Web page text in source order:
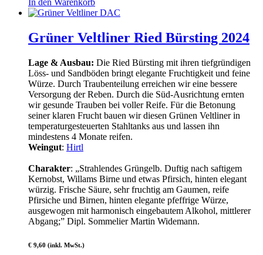
In den Warenkorb
Grüner Veltliner Ried Bürsting 2024
Lage & Ausbau: Die Ried Bürsting mit ihren tiefgründigen
Löss- und Sandböden bringt elegante Fruchtigkeit und feine
Würze. Durch Traubenteilung erreichen wir eine bessere
Versorgung der Reben. Durch die Süd-Ausrichtung ernten
wir gesunde Trauben bei voller Reife. Für die Betonung
seiner klaren Frucht bauen wir diesen Grünen Veltliner in
temperaturgesteuerten Stahltanks aus und lassen ihn
mindestens 4 Monate reifen.
Weingut: Hirtl
Charakter: „Strahlendes Grüngelb. Duftig nach saftigem
Kernobst, Willams Birne und etwas Pfirsich, hinten elegant
würzig. Frische Säure, sehr fruchtig am Gaumen, reife
Pfirsiche und Birnen, hinten elegante pfeffrige Würze,
ausgewogen mit harmonisch eingebautem Alkohol, mittlerer
Abgang;” Dipl. Sommelier Martin Widemann.
€ 9,60 (inkl. MwSt.)